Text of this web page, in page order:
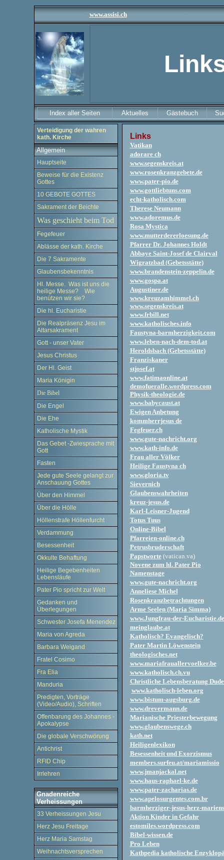
www.assisi.ch
Index aller Seiten Aktuelles Gästebuch
Verteidigung der wahren
kath. Kirche
Allgemein
Hauptseite
Beweise für die Existenz
Gottes
10 GEBOTE GOTTES
Sakrament der Beichte
Was geschieht beim Tod
Fegefeuer
Ablässe der kath. Kirche
Die 7 Sakramente
Glaubensbekenntnis
Hl. Messe. Was ist uns die
heilige Messe? Wie
benützen wir sie?
Die hl. Eucharistie
Die Realpräsenz Jesu im
Altarsakrament
Gott - unser Vater
Jesus Christus
Der Hl. Geist
Maria Königin
Die Bibel
Die Engel
Die Ehe
Katholische Mystik
Das Gebet -Zwiesprache mit
Gott
Fasten
Jede gute Seele gelangt zur
Anschauung Gottes
Über den Himmel
Über die Hölle
Höllenstrafe Höllenfurcht
Verdammung
Besessenheit
Okkulte Behaftung
Heilige Begebenheiten
Lebensläufe
Pater Pio spricht zur Welt
Gedanken und
Überlegungen
Schwester Josefa Menendez
Maria von Agreda
Barbara Weigand
Fratel Cosimo
Fra Elia
Manduria
Predigten, Vorträge
(Video/Audio), Schriften
Offenbarung des Johannes -
Apokalypse
Die globale Verschwörung
Antichrist
RFID Chip
Irrlehren
Gnadenreiche
Verheissungen
33 Verheissungen Jesu
Herz Jesu Freitage
Herz Maria Samstag
Weihnachtsversprechen
Links
Vatikan
adorare ch
www.segenskreis.at
www.rosenkranzgebete.de
www.pater-pio.de
www.gottliebtuns.com
echt-katholisch.com
Therese Neumann
www.adoremus.de
Rosa Mystica
www.mutterdererloesung.de
Pfarrer Dr. Johannes Holdt
Abbaye Saint-Josef de Clairval
Wigratzbad (Gebetsstätte)
www.brandenstein-zeppelin.de
www.gospa.at
Augustiner.de
www.kreuzamhimmel.ch
www.segenskreis.at
www.frbill.net
www.katholisches.info
Faustyna-barmherzigkeit.com
www.leben-nach-dem-tod.at
Heroldsbach (Gebetsstätte)
Franziskaner
stjosef.at
www.fatimaonline.at
demofueralle.wordpress.com
Physik-theologie.de
www.babycaust.at
Ewigen Anbetung
kommherrjesus de
Fegfeuer.ch
www.gute-nachricht.org
www.kath-info.de
Frau aller Völker
Heilige Faustyna ch
www.gloria.tv
Sievernich
Glaubenswahrheiten
kreuz-jesus.de
Karl-Leisner-Jugend
Totus Tuus
Online-Bibel
Pfarreien-online.ch
Petrusbruderschaft
Papstworte (vatican.va)
Novene zum hl. Pater Pio
Namenstage
www.gute-nachricht.org
Anneliese Michel
Rosenkranzbetrachtungen
Arme Seelen (Maria Simma)
www.Jungfrau-der-Eucharistie.de
meinglaube.at
Katholisch? Evangelisch?
Pater Martin Löwenstein
theologisches.net
www.mariafrauallervoelker.be
www.katholisch.ch.vu
Christliche Lebensberatung
www.katholisch-leben.org
www.bistum-augsburg.de
www.drevermann.de
Marianische Priesterbewegung
www.glaubenswege.ch
kath.net
Heiligenlexikon
Besessenheit und Exorzismus
members.surfeu.at/mariamissio
www.jmanjackal.net
www.haus-raphael-ke.de
www.pater-zacharias.de
www.apelosurgentes.com.br
barmherziger-jesus-herz-
Aktion Kinder in Gefahr
estomiles.wordpress.com
Bibel-wissen.de
Pro Leben
Kathpedia katholische